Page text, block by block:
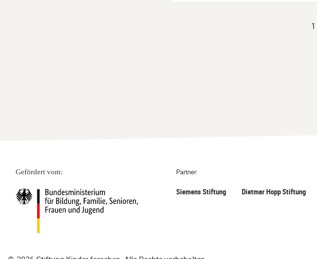
1
Gefördert vom: Partner:
Siemens Stiftung Dietmar Hopp Stiftung